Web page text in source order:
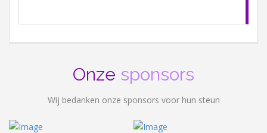
Onze sponsors
Wij bedanken onze sponsors voor hun steun